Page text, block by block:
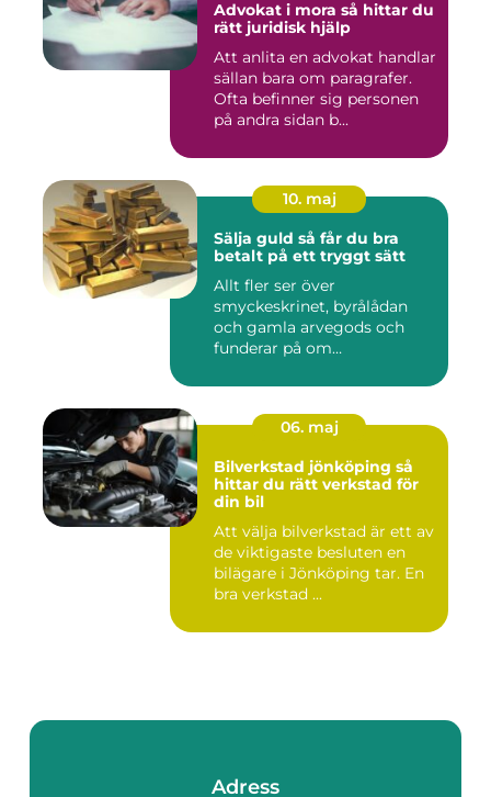
Advokat i mora så hittar du
rätt juridisk hjälp
Att anlita en advokat handlar
sällan bara om paragrafer.
Ofta befinner sig personen
på andra sidan b...
10. maj
Sälja guld så får du bra
betalt på ett tryggt sätt
Allt fler ser över
smyckeskrinet, byrålådan
och gamla arvegods och
funderar på om
06. maj
Bilverkstad jönköping så
hittar du rätt verkstad för
din bil
Att välja bilverkstad är ett av
de viktigaste besluten en
bilägare i Jönköping tar. En
bra verkstad ...
Adress